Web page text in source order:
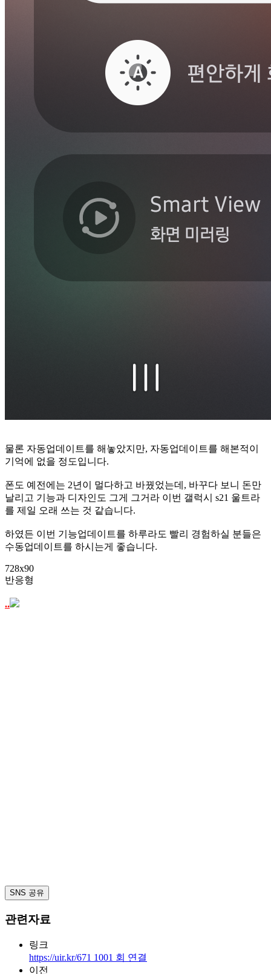
물론 자동업데이트를 해놓았지만, 자동업데이트를 해본적이
기억에 없을 정도입니다.
폰도 예전에는 2년이 멀다하고 바꿨었는데, 바꾸다 보니 돈만
날리고 기능과 디자인도 그게 그거라 이번 갤럭시 s21 울트라
를 제일 오래 쓰는 것 같습니다.
하였든 이번 기능업데이트를 하루라도 빨리 경험하실 분들은
수동업데이트를 하시는게 좋습니다.
728x90
반응형
..
SNS 공유
관련자료
링크
https://uir.kr/671 1001 회 연결
이전